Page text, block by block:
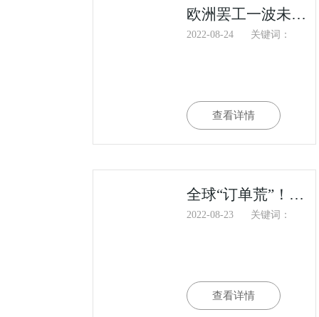
欧洲罢工一波未平一波又起，港口货物积压船舶拥堵告急
2022-08-24 关键词：
查看详情
全球“订单荒”！制造业遇大寒冬！工厂老板跑路，订单断崖式下跌。。。
2022-08-23 关键词：
查看详情